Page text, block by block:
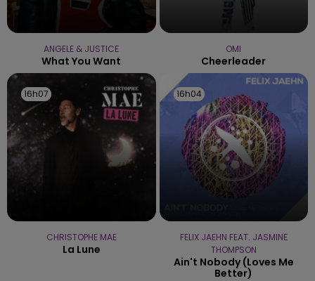
ANGELE & JUSTICE
What You Want
OMI
Cheerleader
16h07
16h07
CHRISTOPHE MAE
La Lune
16h04
16h04
FELIX JAEHN FEAT. JASMINE
THOMPSON
Ain't Nobody (loves Me
Better)